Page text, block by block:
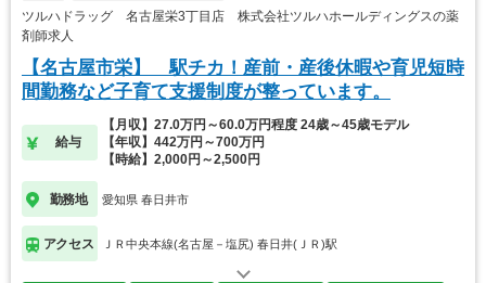
ツルハドラッグ 名古屋栄3丁目店 株式会社ツルハホールディングスの薬
剤師求人
【名古屋市栄】 駅チカ！産前・産後休暇や育児短時
間勤務など子育て支援制度が整っています。
給与
【月収】27.0万円～60.0万円程度 24歳～45歳モデル
【年収】442万円～700万円
【時給】2,000円～2,500円
勤務地 愛知県 春日井市
アクセス ＪＲ中央本線(名古屋－塩尻) 春日井(ＪＲ)駅